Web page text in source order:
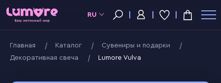
RU
Главная Kаталог
Сувениры и подарки
Декоративная свеча
Lumore Vulva